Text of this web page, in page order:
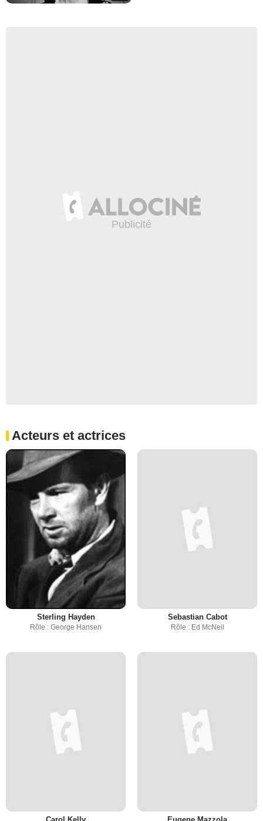
Acteurs et actrices
Sterling Hayden
Rôle : George Hansen
Sebastian Cabot
Rôle : Ed McNeil